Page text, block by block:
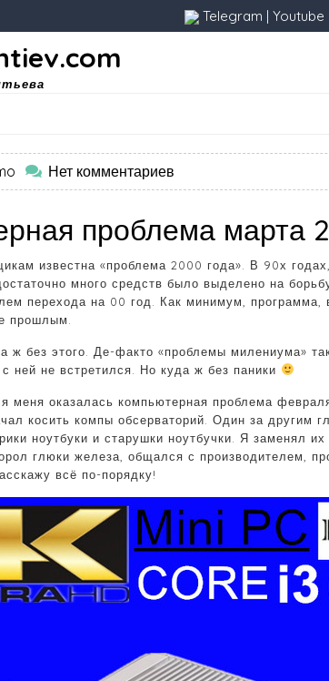
Telegram | Youtube
Нет комментариев
проблема марта
известна «проблема 2000 года». В 90х
много средств было выделено на
перехода на 00 год. Как минимум, программа,
прошлым.
ж без этого. Де-факто «проблемы милениума»
ней не встретился. Но куда ж без паники
меня оказалась компьютерная проблема
косить компы обсерваторий. Один за другим
ноутбуки и старушки ноутбучки. Я заменял
глюки железа, общался с производителем,
всё по-порядку!